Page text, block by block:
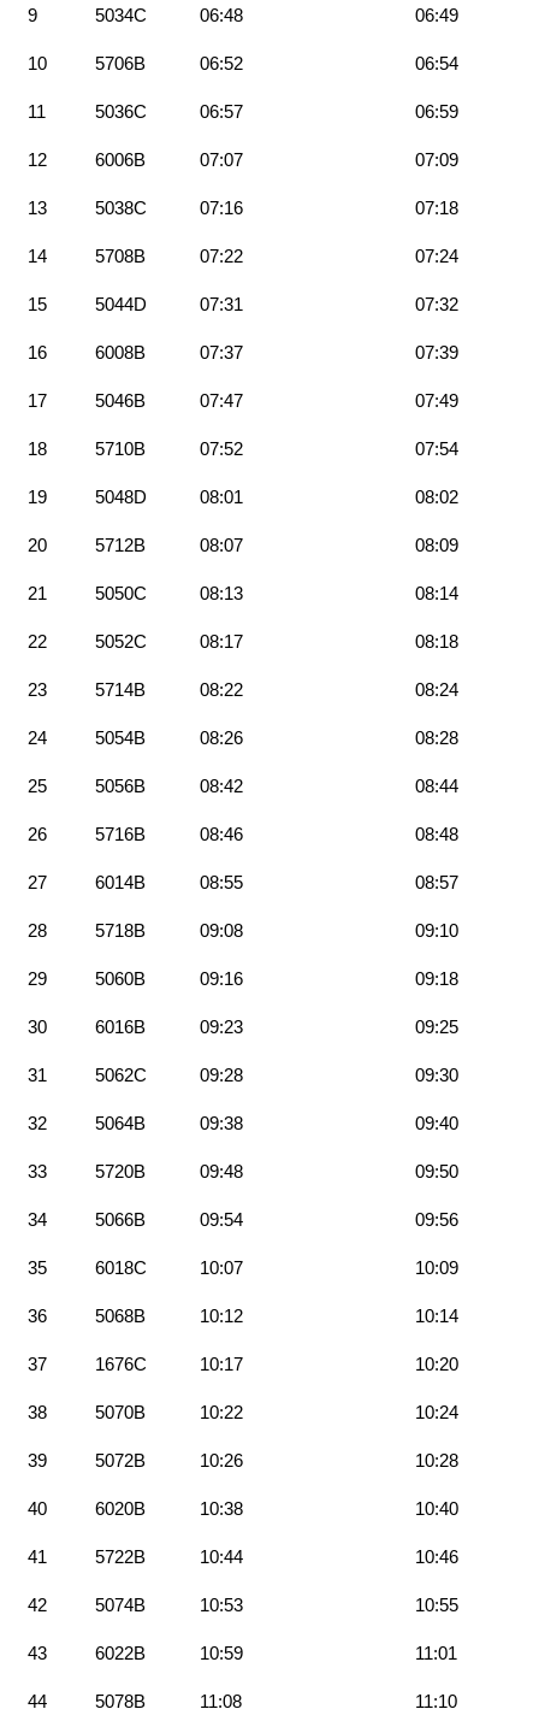
9 5034C 06:48 06:49
10 5706B 06:52 06:54
11 5036C 06:57 06:59
12 6006B 07:07 07:09
13 5038C 07:16 07:18
14 5708B 07:22 07:24
15 5044D 07:31 07:32
16 6008B 07:37 07:39
17 5046B 07:47 07:49
18 5710B 07:52 07:54
19 5048D 08:01 08:02
20 5712B 08:07 08:09
21 5050C 08:13 08:14
22 5052C 08:17 08:18
23 5714B 08:22 08:24
24 5054B 08:26 08:28
25 5056B 08:42 08:44
26 5716B 08:46 08:48
27 6014B 08:55 08:57
28 5718B 09:08 09:10
29 5060B 09:16 09:18
30 6016B 09:23 09:25
31 5062C 09:28 09:30
32 5064B 09:38 09:40
33 5720B 09:48 09:50
34 5066B 09:54 09:56
35 6018C 10:07 10:09
36 5068B 10:12 10:14
37 1676C 10:17 10:20
38 5070B 10:22 10:24
39 5072B 10:26 10:28
40 6020B 10:38 10:40
41 5722B 10:44 10:46
42 5074B 10:53 10:55
43 6022B 10:59 11:01
44 5078B 11:08 11:10